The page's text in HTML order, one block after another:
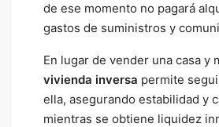
de ese momento no pagará
gastos de suministros y
En lugar de vender una casa y
vivienda inversa permite
ella, asegurando estabilidad y
mientras se obtiene liquidez